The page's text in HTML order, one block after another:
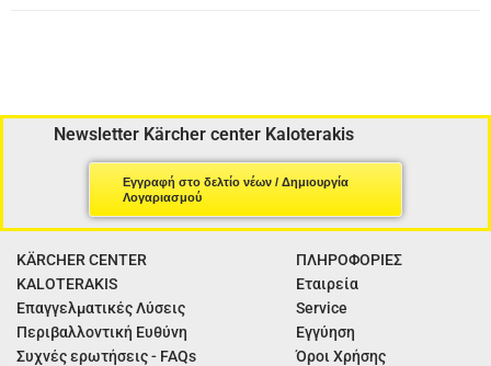
Newsletter Kärcher center Kaloterakis
Εγγραφή στο δελτίο νέων / Δημιουργία
Λογαριασμού
KÄRCHER CENTER
KALOTERAKIS
Επαγγελματικές Λύσεις
Περιβαλλοντική Ευθύνη
Συχνές ερωτήσεις - FAQs
ΠΛΗΡΟΦΟΡΙΕΣ
Εταιρεία
Service
Εγγύηση
Όροι Χρήσης